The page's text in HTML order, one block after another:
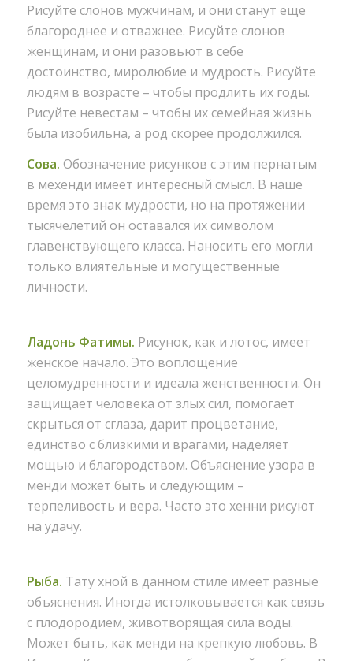
Рисуйте слонов мужчинам, и они станут еще
благороднее и отважнее. Рисуйте слонов
женщинам, и они разовьют в себе
достоинство, миролюбие и мудрость. Рисуйте
людям в возрасте – чтобы продлить их годы.
Рисуйте невестам – чтобы их семейная жизнь
была изобильна, а род скорее продолжился.
Сова. Обозначение рисунков с этим пернатым
в мехенди имеет интересный смысл. В наше
время это знак мудрости, но на протяжении
тысячелетий он оставался их символом
главенствующего класса. Наносить его могли
только влиятельные и могущественные
личности.
Ладонь Фатимы. Рисунок, как и лотос, имеет
женское начало. Это воплощение
целомудренности и идеала женственности. Он
защищает человека от злых сил, помогает
скрыться от сглаза, дарит процветание,
единство с близкими и врагами, наделяет
мощью и благородством. Объяснение узора в
менди может быть и следующим –
терпеливость и вера. Часто это хенни рисуют
на удачу.
Рыба. Тату хной в данном стиле имеет разные
объяснения. Иногда истолковывается как связь
с плодородием, животворящая сила воды.
Может быть, как менди на крепкую любовь. В